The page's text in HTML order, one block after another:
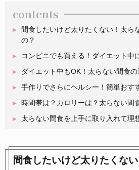
contents
間食したいけど太りたくない！太ら
の？
コンビニでも買える！ダイエット中
ダイエット中もOK！太らない間食
手作りでさらにヘルシー！簡単おす
時間帯は？カロリーは？太らない間
太らない間食を上手に取り入れて理
間食したいけど太りたくな